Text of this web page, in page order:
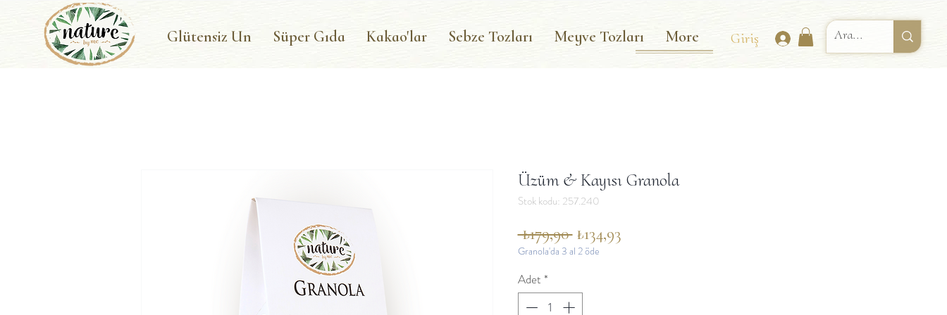
Glütensiz Un Süper Gıda Kakao'lar Sebze Tozları Meyve Tozları More Giriş
Üzüm & Kayısı Granola
Stok kodu: 257.240
₺179,90 Normal
Fiyat
₺134,93İndirimli
Granola'da 3 al 2 öde
Adet *